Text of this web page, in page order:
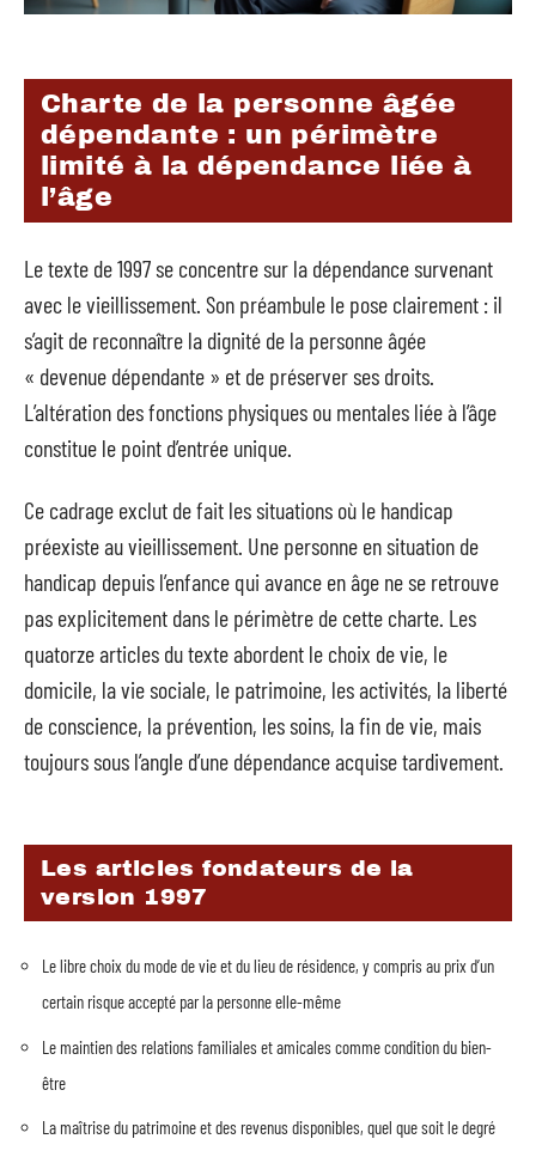
Charte de la personne âgée
dépendante : un périmètre
limité à la dépendance liée à
l’âge
Le texte de 1997 se concentre sur la dépendance survenant
avec le vieillissement. Son préambule le pose clairement : il
s’agit de reconnaître la dignité de la personne âgée
« devenue dépendante » et de préserver ses droits.
L’altération des fonctions physiques ou mentales liée à l’âge
constitue le point d’entrée unique.
Ce cadrage exclut de fait les situations où le handicap
préexiste au vieillissement. Une personne en situation de
handicap depuis l’enfance qui avance en âge ne se retrouve
pas explicitement dans le périmètre de cette charte. Les
quatorze articles du texte abordent le choix de vie, le
domicile, la vie sociale, le patrimoine, les activités, la liberté
de conscience, la prévention, les soins, la fin de vie, mais
toujours sous l’angle d’une dépendance acquise tardivement.
Les articles fondateurs de la
version 1997
Le libre choix du mode de vie et du lieu de résidence, y compris au prix d’un
certain risque accepté par la personne elle-même
Le maintien des relations familiales et amicales comme condition du bien-
être
La maîtrise du patrimoine et des revenus disponibles, quel que soit le degré